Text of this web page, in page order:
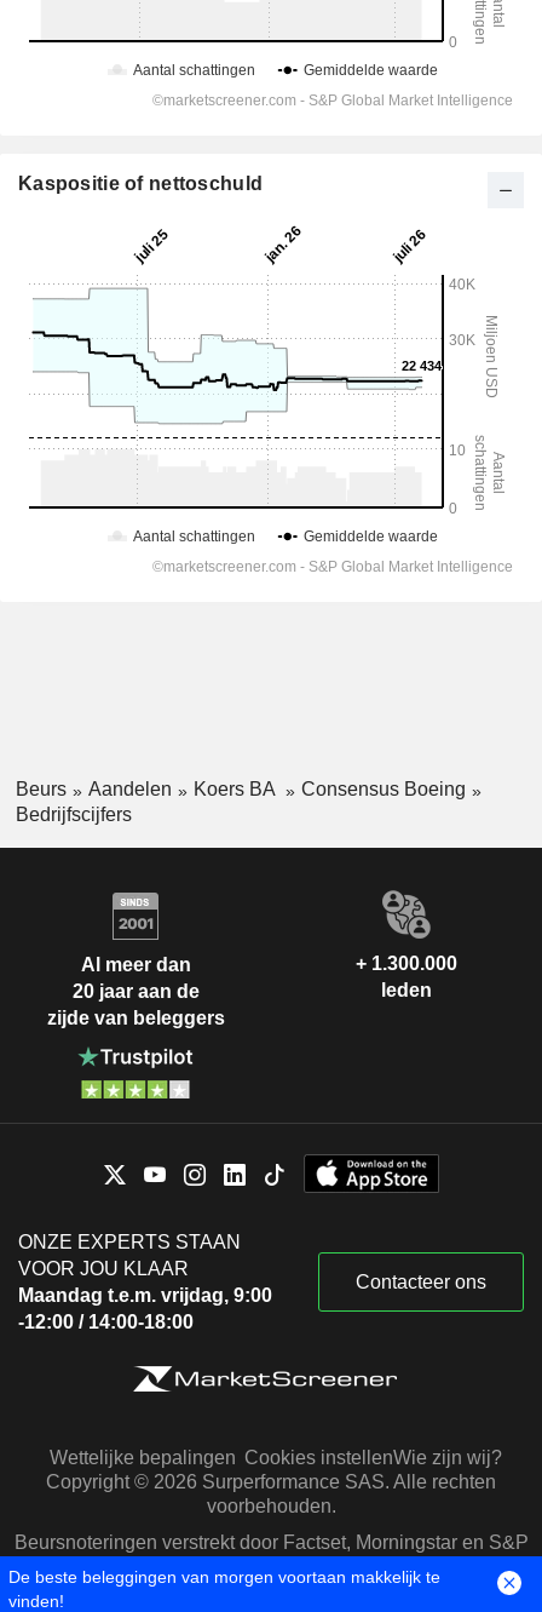
Kaspositie of nettoschuld
Beurs Aandelen Koers BA
Consensus Boeing
Bedrijfscijfers
Al meer dan
20 jaar aan de
zijde van beleggers
+ 1.300.000
leden
ONZE EXPERTS STAAN
VOOR JOU KLAAR
Maandag t.e.m. vrijdag, 9:00
-12:00 / 14:00-18:00
Contacteer ons
Wettelijke bepalingen Cookies instellenWie zijn wij?
Copyright © 2026 Surperformance SAS. Alle rechten
voorbehouden.
Beursnoteringen verstrekt door Factset, Morningstar en S&P
De beste beleggingen van morgen voortaan makkelijk te
vinden!